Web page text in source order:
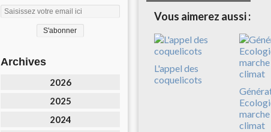
Archives
2026
2025
2024
Vous aimerez aussi :
L'appel des
coquelicots
climat